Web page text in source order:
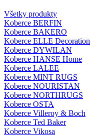
Všetky produkty
Koberce BERFIN
Koberce BAKERO
Koberce ELLE Decoration
Koberce DYWILAN
Koberce HANSE Home
Koberce LALEE
Koberce MINT RUGS
Koberce NOURISTAN
Koberce NORTHRUGS
Koberce OSTA
Koberce Villeroy & Boch
Koberce Ted Baker
Koberce Vikosa